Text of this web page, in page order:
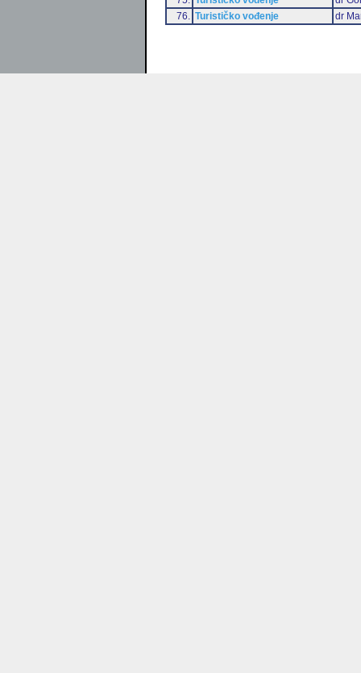
76.
Turističko vođenje dr